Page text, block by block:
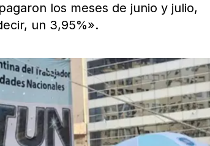
los meses de junio y julio,
un 3,95%».